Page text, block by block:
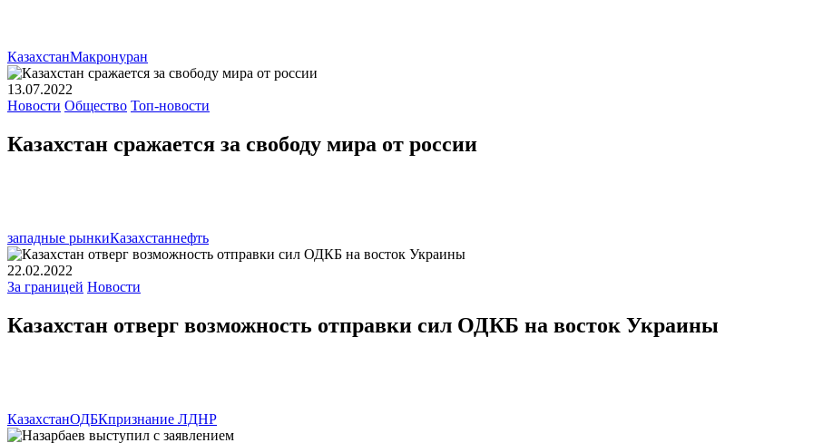
КазахстанМакронуран
13.07.2022
Новости Общество Топ-новости
Казахстан сражается за свободу мира от россии
западные рынкиКазахстаннефть
22.02.2022
За границей Новости
Казахстан отверг возможность отправки сил ОДКБ на восток Украины
КазахстанОДБКпризнание ЛДНР